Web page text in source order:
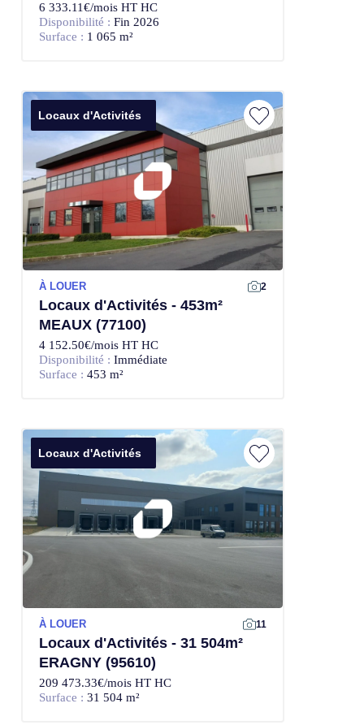
6 333.11€/mois HT HC
Disponibilité : Fin 2026
Surface : 1 065 m²
Locaux d'Activités
À LOUER 2
Locaux d'Activités - 453m²
MEAUX (77100)
4 152.50€/mois HT HC
Disponibilité : Immédiate
Surface : 453 m²
Locaux d'Activités
À LOUER 11
Locaux d'Activités - 31 504m²
ERAGNY (95610)
209 473.33€/mois HT HC
Surface : 31 504 m²